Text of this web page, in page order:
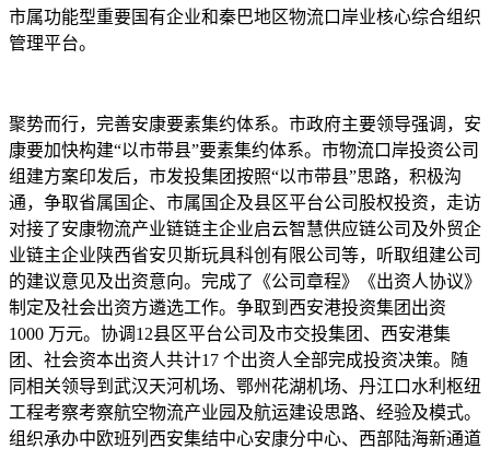
市属功能型重要国有企业和秦巴地区物流口岸业核心综合组织
管理平台。
聚势而行，完善安康要素集约体系。市政府主要领导强调，安
康要加快构建“以市带县”要素集约体系。市物流口岸投资公司
组建方案印发后，市发投集团按照“以市带县”思路，积极沟
通，争取省属国企、市属国企及县区平台公司股权投资，走访
对接了安康物流产业链链主企业启云智慧供应链公司及外贸企
业链主企业陕西省安贝斯玩具科创有限公司等，听取组建公司
的建议意见及出资意向。完成了《公司章程》《出资人协议》
制定及社会出资方遴选工作。争取到西安港投资集团出资
1000 万元。协调12县区平台公司及市交投集团、西安港集
团、社会资本出资人共计17 个出资人全部完成投资决策。随
同相关领导到武汉天河机场、鄂州花湖机场、丹江口水利枢纽
工程考察考察航空物流产业园及航运建设思路、经验及模式。
组织承办中欧班列西安集结中心安康分中心、西部陆海新通道